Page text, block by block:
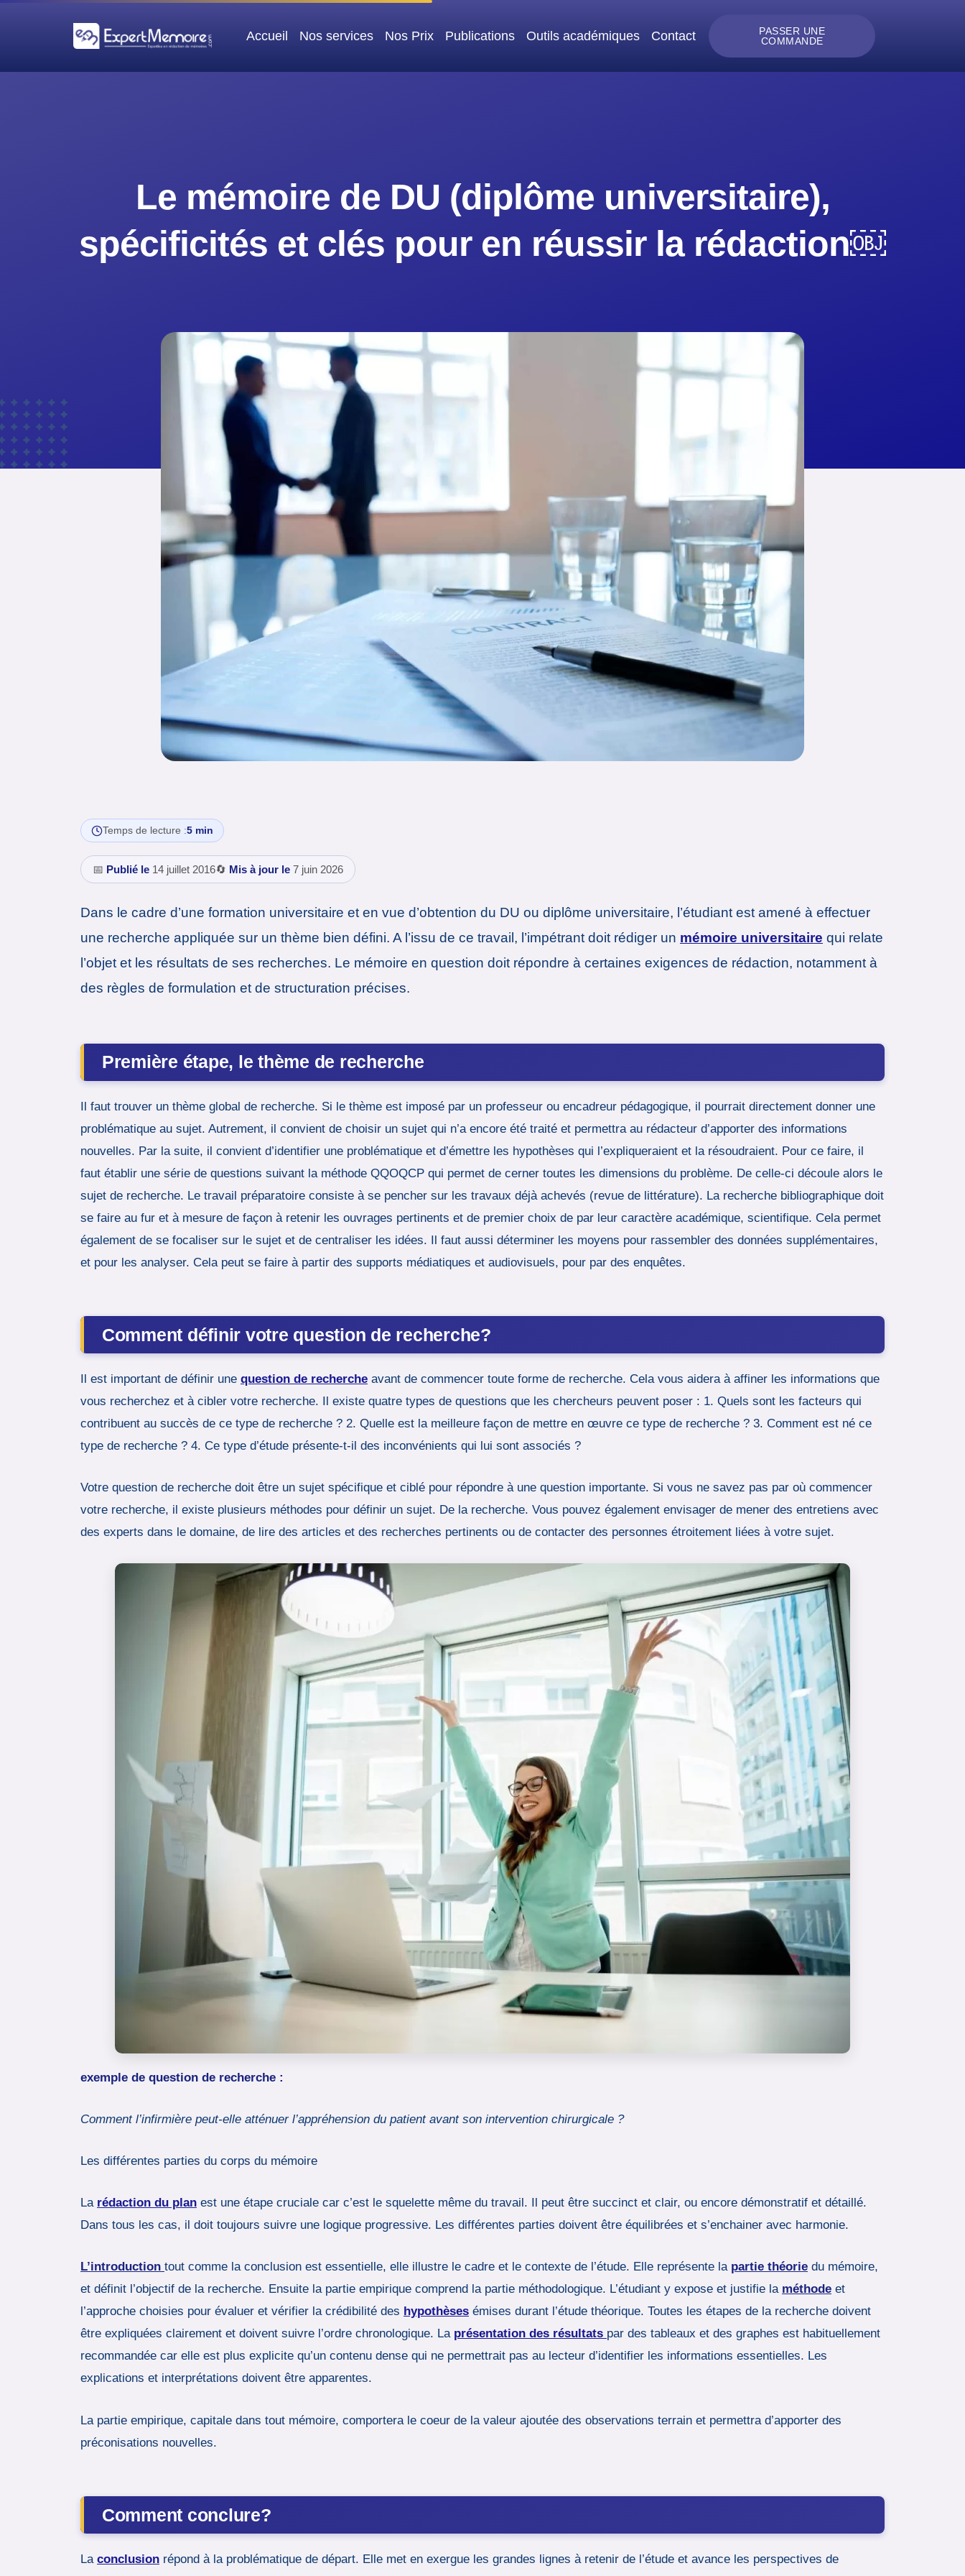
Accueil Nos services Nos Prix Publications Outils académiques Contact
PASSER UNE
COMMANDE
Le mémoire de DU (diplôme universitaire),
spécificités et clés pour en réussir la rédaction￼
Temps de lecture :5 min
📅 Publié le 14 juillet 2016🔄 Mis à jour le 7 juin 2026
Dans le cadre d’une formation universitaire et en vue d’obtention du DU ou diplôme universitaire, l’étudiant est amené à effectuer
une recherche appliquée sur un thème bien défini. A l’issu de ce travail, l’impétrant doit rédiger un mémoire universitaire qui relate
l’objet et les résultats de ses recherches. Le mémoire en question doit répondre à certaines exigences de rédaction, notamment à
des règles de formulation et de structuration précises.
Première étape, le thème de recherche
Il faut trouver un thème global de recherche. Si le thème est imposé par un professeur ou encadreur pédagogique, il pourrait directement donner une
problématique au sujet. Autrement, il convient de choisir un sujet qui n’a encore été traité et permettra au rédacteur d’apporter des informations
nouvelles. Par la suite, il convient d’identifier une problématique et d’émettre les hypothèses qui l’expliqueraient et la résoudraient. Pour ce faire, il
faut établir une série de questions suivant la méthode QQOQCP qui permet de cerner toutes les dimensions du problème. De celle-ci découle alors le
sujet de recherche. Le travail préparatoire consiste à se pencher sur les travaux déjà achevés (revue de littérature). La recherche bibliographique doit
se faire au fur et à mesure de façon à retenir les ouvrages pertinents et de premier choix de par leur caractère académique, scientifique. Cela permet
également de se focaliser sur le sujet et de centraliser les idées. Il faut aussi déterminer les moyens pour rassembler des données supplémentaires,
et pour les analyser. Cela peut se faire à partir des supports médiatiques et audiovisuels, pour par des enquêtes.
Comment définir votre question de recherche?
Il est important de définir une question de recherche avant de commencer toute forme de recherche. Cela vous aidera à affiner les informations que
vous recherchez et à cibler votre recherche. Il existe quatre types de questions que les chercheurs peuvent poser : 1. Quels sont les facteurs qui
contribuent au succès de ce type de recherche ? 2. Quelle est la meilleure façon de mettre en œuvre ce type de recherche ? 3. Comment est né ce
type de recherche ? 4. Ce type d’étude présente-t-il des inconvénients qui lui sont associés ?
Votre question de recherche doit être un sujet spécifique et ciblé pour répondre à une question importante. Si vous ne savez pas par où commencer
votre recherche, il existe plusieurs méthodes pour définir un sujet. De la recherche. Vous pouvez également envisager de mener des entretiens avec
des experts dans le domaine, de lire des articles et des recherches pertinents ou de contacter des personnes étroitement liées à votre sujet.
exemple de question de recherche :
Comment l’infirmière peut-elle atténuer l’appréhension du patient avant son intervention chirurgicale ?
Les différentes parties du corps du mémoire
La rédaction du plan est une étape cruciale car c’est le squelette même du travail. Il peut être succinct et clair, ou encore démonstratif et détaillé.
Dans tous les cas, il doit toujours suivre une logique progressive. Les différentes parties doivent être équilibrées et s’enchainer avec harmonie.
L’introduction tout comme la conclusion est essentielle, elle illustre le cadre et le contexte de l’étude. Elle représente la partie théorie du mémoire,
et définit l’objectif de la recherche. Ensuite la partie empirique comprend la partie méthodologique. L’étudiant y expose et justifie la méthode et
l’approche choisies pour évaluer et vérifier la crédibilité des hypothèses émises durant l’étude théorique. Toutes les étapes de la recherche doivent
être expliquées clairement et doivent suivre l’ordre chronologique. La présentation des résultats par des tableaux et des graphes est habituellement
recommandée car elle est plus explicite qu’un contenu dense qui ne permettrait pas au lecteur d’identifier les informations essentielles. Les
explications et interprétations doivent être apparentes.
La partie empirique, capitale dans tout mémoire, comportera le coeur de la valeur ajoutée des observations terrain et permettra d’apporter des
préconisations nouvelles.
Comment conclure?
La conclusion répond à la problématique de départ. Elle met en exergue les grandes lignes à retenir de l’étude et avance les perspectives de